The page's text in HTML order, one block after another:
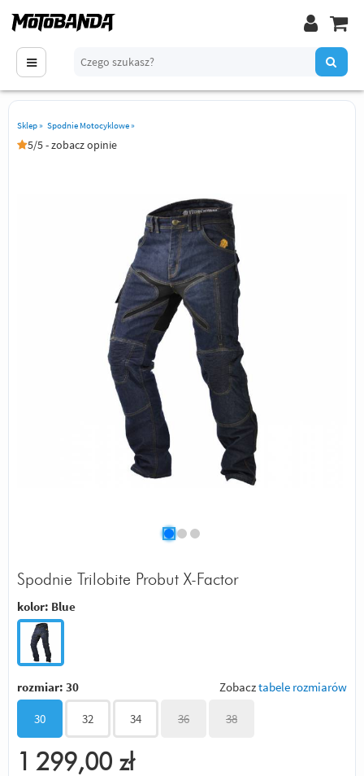
Sklep» Spodnie Motocyklowe»
5/5 - zobacz opinie
Spodnie Trilobite Probut X-Factor
kolor: Blue
rozmiar: 30 Zobacztabele rozmiarów
30 32 34 36 38
1 299,00 zł